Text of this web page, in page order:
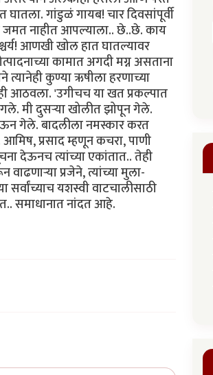
गांडुळं गायब! चार दिवसांपूर्वी
नाहीत आपल्याला.. छे..छे. काय
आणखी खोल हात घातल्यावर
कामात अगदी मग्न असताना
कुण्या ऋषीला हरणाच्या
आठवला. 'उगीचच या खत प्रकल्पात
मी दुसऱ्या खोलीत झोपून गेले.
गेले. बादलीला नमस्कार करत
प्रसाद म्हणून कचरा, पाणी
देऊनच त्यांच्या एकांतात.. तेही
प्रजेने, त्यांच्या मुला-
यशस्वी वाटचालीसाठी
समाधानात नांदत आहे.